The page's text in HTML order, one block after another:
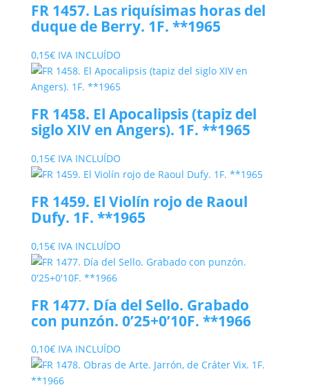
FR 1457. Las riquísimas horas del
duque de Berry. 1F. **1965
0,15€ IVA INCLUÍDO
FR 1458. El Apocalipsis (tapiz del
siglo XIV en Angers). 1F. **1965
0,15€ IVA INCLUÍDO
FR 1459. El Violín rojo de Raoul
Dufy. 1F. **1965
0,15€ IVA INCLUÍDO
FR 1477. Día del Sello. Grabado
con punzón. 0’25+0’10F. **1966
0,10€ IVA INCLUÍDO